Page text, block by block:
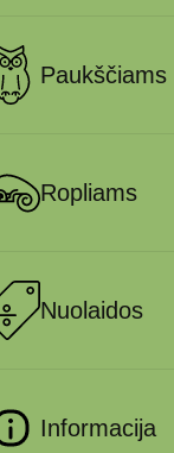
Paukščiams
Ropliams
Nuolaidos
Informacija
Top
cm,